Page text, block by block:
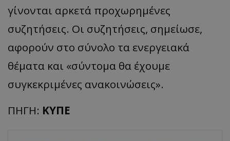
γίνονται αρκετά προχωρημένες
συζητήσεις. Οι συζητήσεις, σημείωσε,
αφορούν στο σύνολο τα ενεργειακά
θέματα και «σύντομα θα έχουμε
συγκεκριμένες ανακοινώσεις».
ΠΗΓΗ: ΚΥΠΕ